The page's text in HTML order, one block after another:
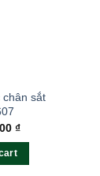
chân sắt
₫